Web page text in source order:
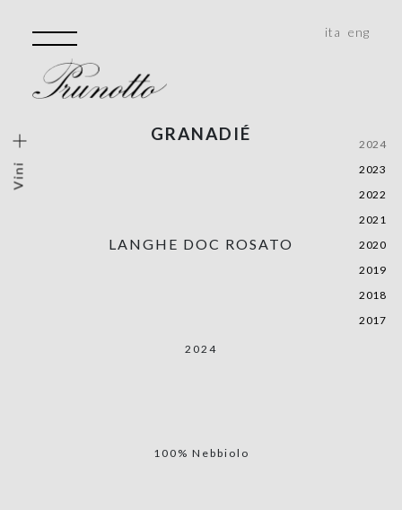
ita eng
Vigneto
Monferrato, Roero
2024
2023
2022
2021
2020
2019
2018
2017
Vini
GRANADIÉ
LANGHE DOC ROSATO
2024
100% Nebbiolo